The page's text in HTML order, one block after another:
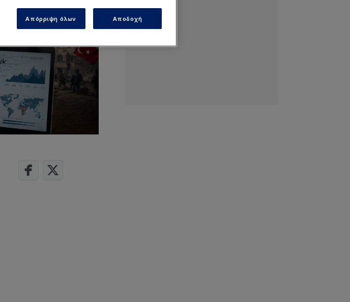
Απόρριψη όλων Αποδοχή